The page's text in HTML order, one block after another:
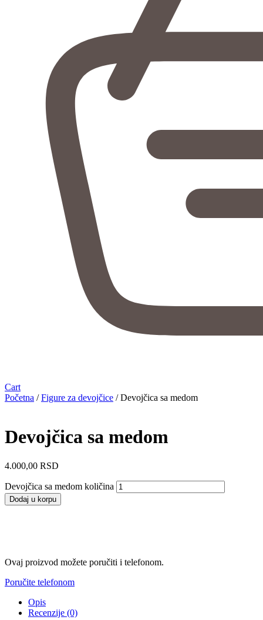
Cart
Početna /Figure za devojčice / Devojčica sa medom
Devojčica sa medom
4.000,00 RSD
Devojčica sa medom količina
Dodaj u korpu
Ovaj proizvod možete poručiti i telefonom.
Poručite telefonom
Opis
Recenzije (0)